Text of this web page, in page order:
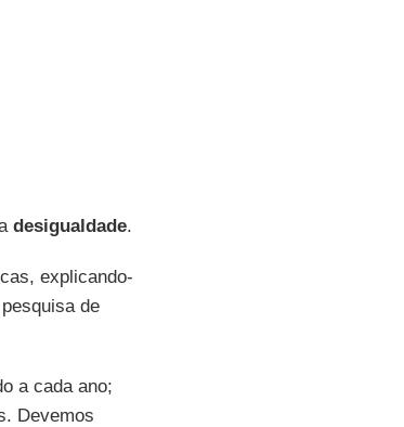
desigualdade.
explicando-
de
a cada ano;
Devemos